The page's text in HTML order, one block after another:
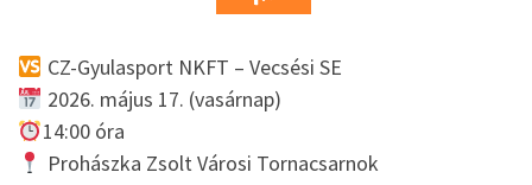
CZ-Gyulasport NKFT – Vecsési SE
2026. május 17. (vasárnap)
14:00 óra
Prohászka Zsolt Városi Tornacsarnok